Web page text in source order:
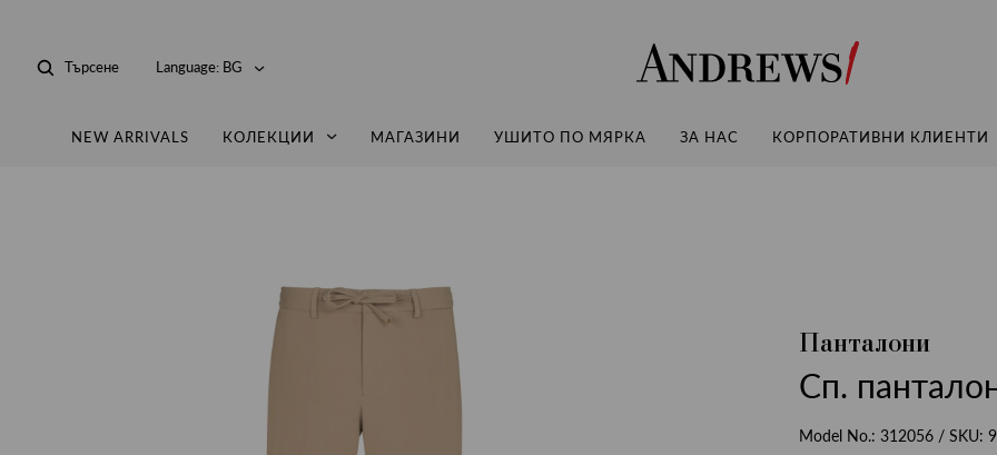
Andrews
Търсене Language: BG
NEW ARRIVALS КОЛЕКЦИИ МАГАЗИНИ УШИТО ПО МЯРКА ЗА НАС КОРПОРАТИВНИ КЛИЕНТИ
Панталони
Сп.
Model No.: 312056 / SKU: